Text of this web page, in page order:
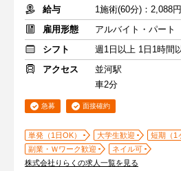
給与
1施術(60分)：2,088
雇用形態
アルバイト・パート
シフト
週1日以上 1日1時間
アクセス
並河駅
車2分
急募 面接確約
単発（1日OK） 大学生歓迎
短期（1
副業・Ｗワーク歓迎
ネイル可
株式会社りらくの求人一覧を見る